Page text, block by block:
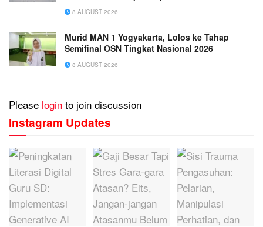
8 AUGUST 2026
Murid MAN 1 Yogyakarta, Lolos ke Tahap
Semifinal OSN Tingkat Nasional 2026
8 AUGUST 2026
Please login to join discussion
Instagram Updates